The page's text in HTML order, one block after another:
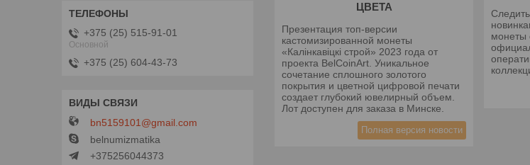
ЦВЕТА
Презентация топ-версии
кастомизированной монеты
«Калінкавіцкі строй» 2023 года от
проекта BelCoinArt. Уникальное
сочетание сплошного золотого
покрытия и цветной цифровой печати
создает глубокий ювелирный объем.
Лот доступен для заказа в Минске.
Полная версия новости
монеты
+375 (25) 515-91-01
Основной
+375 (25) 604-43-73
bn5159101@gmail.com
belnumizmatika
+375256044373